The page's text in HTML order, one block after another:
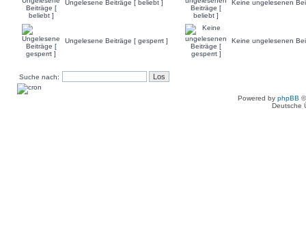
Ungelesene Beiträge [ beliebt ] Keine ungelesenen
Ungelesene Beiträge [ gesperrt ] Keine ungelesenen
Suche nach:
Powered by phpBB
Deutsche